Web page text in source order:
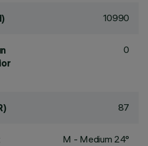
10990
0
87
M - Medium 24°